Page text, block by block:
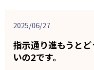
2025/06/27
指示通り進もうと
いの2です。